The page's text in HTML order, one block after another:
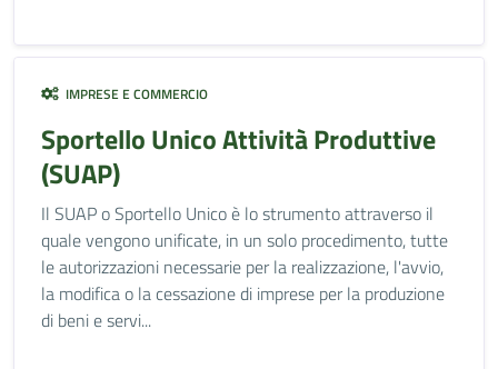
IMPRESE E COMMERCIO
Sportello Unico Attività Produttive
(SUAP)
Il SUAP o Sportello Unico è lo strumento attraverso il
quale vengono unificate, in un solo procedimento, tutte
le autorizzazioni necessarie per la realizzazione, l'avvio,
la modifica o la cessazione di imprese per la produzione
di beni e servi...